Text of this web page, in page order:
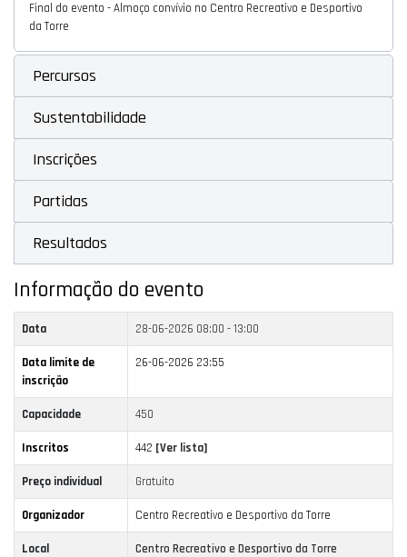
Final do evento - Almoço convívio no Centro Recreativo e Desportivo
da Torre
Percursos
Sustentabilidade
Inscrições
Partidas
Resultados
Informação do evento
Data 28-06-2026 08:00 - 13:00
Data limite de
inscrição
26-06-2026 23:55
Capacidade 450
Inscritos 442 [Ver lista]
Preço individual Gratuito
Organizador Centro Recreativo e Desportivo da Torre
Local Centro Recreativo e Desportivo da Torre